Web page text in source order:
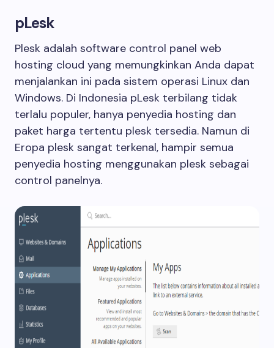
pLesk
Plesk adalah software control panel web
hosting cloud yang memungkinkan Anda dapat
menjalankan ini pada sistem operasi Linux dan
Windows. Di Indonesia pLesk terbilang tidak
terlalu populer, hanya penyedia hosting dan
paket harga tertentu plesk tersedia. Namun di
Eropa plesk sangat terkenal, hampir semua
penyedia hosting menggunakan plesk sebagai
control panelnya.